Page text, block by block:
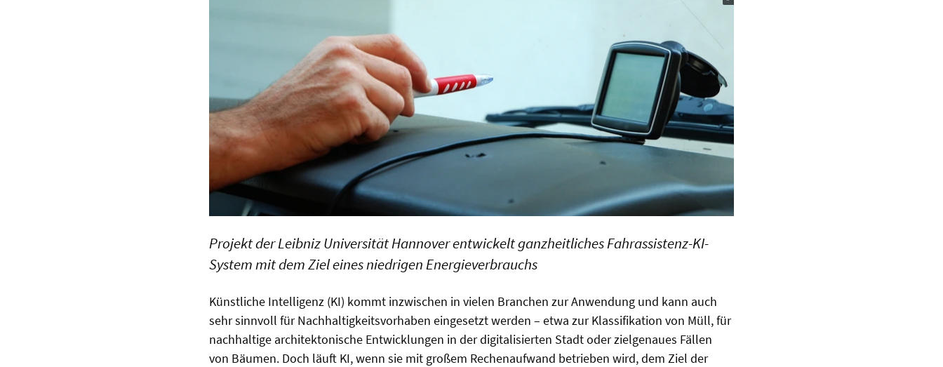
Projekt der Leibniz Universität Hannover entwickelt ganzheitliches Fahrassistenz-KI-
System mit dem Ziel eines niedrigen Energieverbrauchs
Künstliche Intelligenz (KI) kommt inzwischen in vielen Branchen zur Anwendung und kann auch
sehr sinnvoll für Nachhaltigkeitsvorhaben eingesetzt werden – etwa zur Klassifikation von Müll, für
nachhaltige architektonische Entwicklungen in der digitalisierten Stadt oder zielgenaues Fällen
von Bäumen. Doch läuft KI, wenn sie mit großem Rechenaufwand betrieben wird, dem Ziel der